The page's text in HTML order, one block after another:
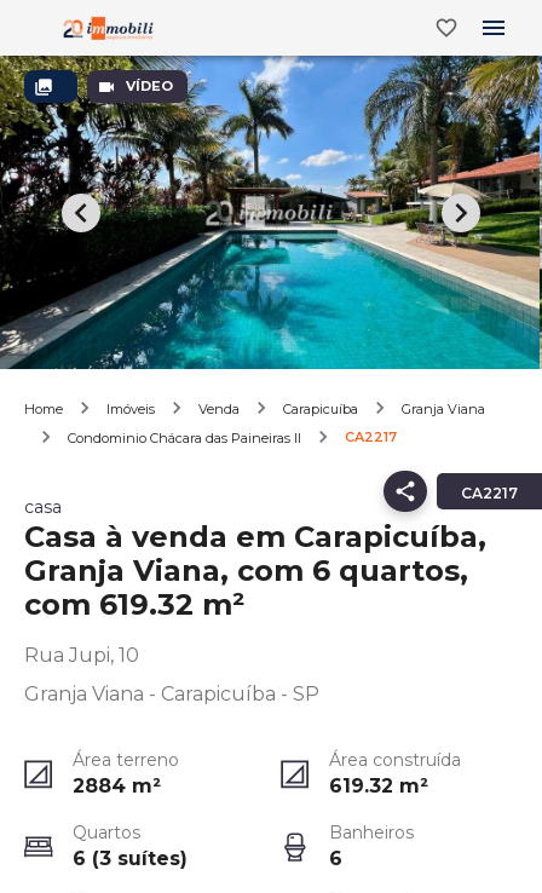
VÍDEO
Home Imóveis Venda Carapicuíba
Granja Viana
Condominio Chácara das Paineiras II
CA2217
CA2217
casa
Casa à venda em Carapicuíba,
Granja Viana, com 6 quartos,
com 619.32 m²
Rua Jupi, 10
Granja Viana - Carapicuíba - SP
Área terreno
2884 m²
Área construída
619.32 m²
Quartos
6 (3 suítes)
Banheiros
6